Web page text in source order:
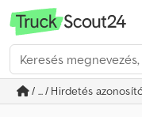
/ ... / Hirdetés